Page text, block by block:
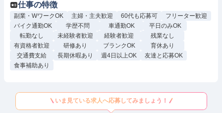
仕事の特徴
副業・WワークOK 主婦・主夫歓迎 60代も応募可
フリーター歓迎
バイク通勤OK
学歴不問 車通勤OK
平日のみOK
転勤なし
未経験者歓迎 経験者歓迎
残業なし
有資格者歓迎
研修あり ブランクOK
育休あり
交通費支給
長期休暇あり 週4日以上OK
友達と応募OK
食事補助あり
いま見ている求人へ応募してみましょう！